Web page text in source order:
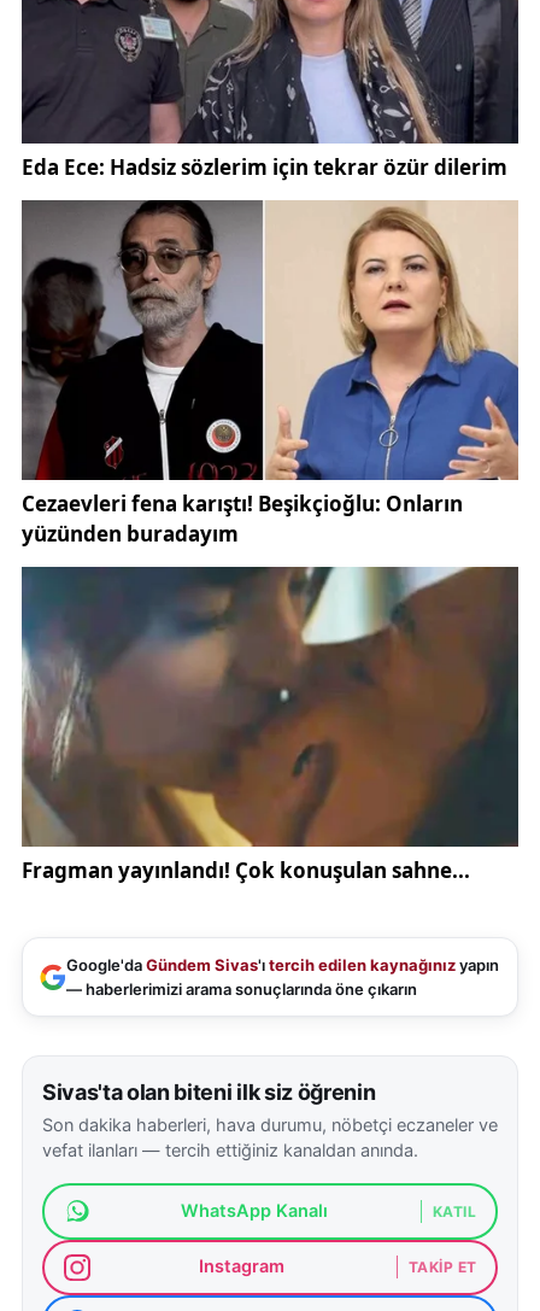
Özellikle yaşlı vatandaşların hedef alındığı bu
dolandırıcılık türünde, mağdurlar üzerinde korku ve
panik yaratılarak kısa sürede para ve ziynet eşyası
elde ediliyor.
Hukukçulara göre, bu tür vakalarda mağdurların
yapması gereken ilk şey,
155 Polis İmdat hattını
arayarak durumu bildirmek
Kaynak:İha
Google'daGündem Sivas'ıtercih edilen kaynağınızyapın
— haberlerimizi arama sonuçlarında öne çıkarın
Sivas'ta olan biteni ilk siz öğrenin
Son dakika haberleri, hava durumu, nöbetçi eczaneler ve
vefat ilanları — tercih ettiğiniz kanaldan anında.
WhatsApp Kanalı KATIL
Instagram TAKIP ET